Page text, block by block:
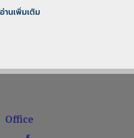
อ่านเพิ่มเติม
Office